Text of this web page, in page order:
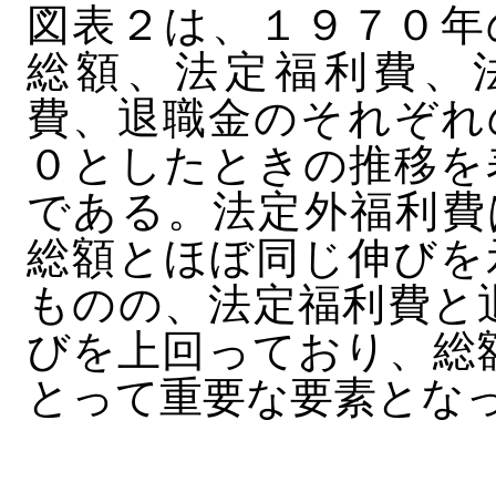
図表２は、１９７０
総額、法定福利費、
費、退職金のそれぞ
０としたときの推移
である。法定外福利
総額とほぼ同じ伸び
ものの、法定福利費
びを上回っており、総
とって重要な要素とな